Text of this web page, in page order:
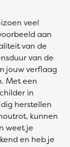
veel
aan
van de
van de
jouw verflaag
Met een
in
herstellen
kunnen
weet je
en heb je